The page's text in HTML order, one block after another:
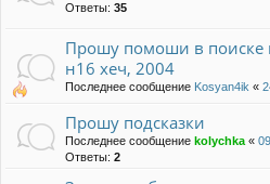
Ответы: 35
Прошу помоши в поиске
н16 хеч, 2004
Последнее сообщение Kosyan4ik «
Прошу подсказки
Последнее сообщение kolychka«
Ответы: 2